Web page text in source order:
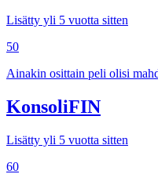
Lisätty yli 5 vuotta sitten
50
Ainakin osittain peli olisi
KonsoliFIN
Lisätty yli 5 vuotta sitten
60